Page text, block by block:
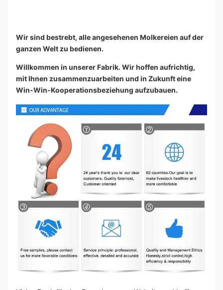
Wir sind bestrebt, alle angesehenen Molkereien auf der
ganzen Welt zu bedienen.
Willkommen in unserer Fabrik. Wir hoffen aufrichtig,
mit Ihnen zusammenzuarbeiten und in Zukunft eine
Win-Win-Kooperationsbeziehung aufzubauen.